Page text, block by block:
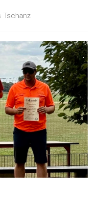
Tschanz